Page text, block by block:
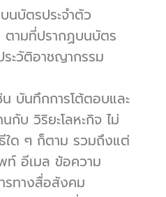
นบัตรประจำตัว
ตามที่ปรากฏบนบัตร
ระวัติอาชญากรรม
ทึกการโต้ตอบและ
กับ วิริยะโลหะกิจ ไม่
ใด ๆ ก็ตาม รวมถึงแต่
ท์ อีเมล ข้อความ
รทางสื่อสังคม